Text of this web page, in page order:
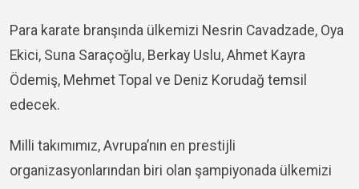
Para karate branşında ülkemizi Nesrin Cavadzade, Oya
Ekici, Suna Saraçoğlu, Berkay Uslu, Ahmet Kayra
Ödemiş, Mehmet Topal ve Deniz Korudağ temsil
edecek.
Milli takımımız, Avrupa’nın en prestijli
organizasyonlarından biri olan şampiyonada ülkemizi